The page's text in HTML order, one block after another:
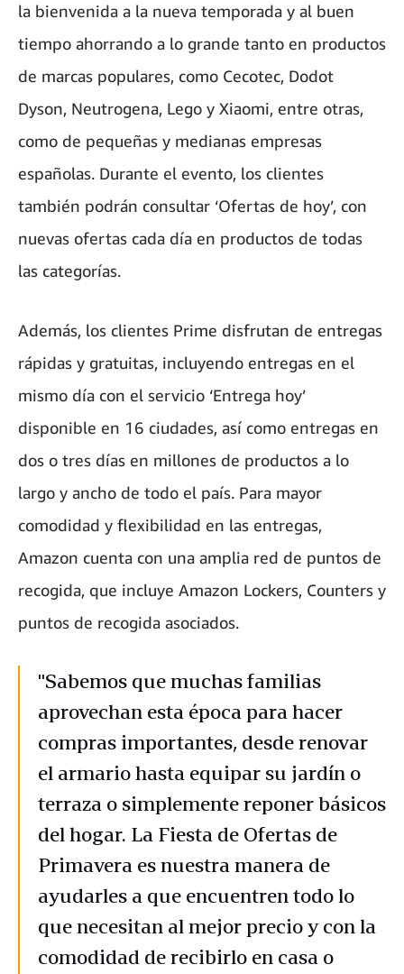
la bienvenida a la nueva temporada y al buen
tiempo ahorrando a lo grande tanto en productos
de marcas populares, como Cecotec, Dodot
Dyson, Neutrogena, Lego y Xiaomi, entre otras,
como de pequeñas y medianas empresas
españolas. Durante el evento, los clientes
también podrán consultar ‘Ofertas de hoy’, con
nuevas ofertas cada día en productos de todas
las categorías.
Además, los clientes Prime disfrutan de entregas
rápidas y gratuitas, incluyendo entregas en el
mismo día con el servicio ‘Entrega hoy’
disponible en 16 ciudades, así como entregas en
dos o tres días en millones de productos a lo
largo y ancho de todo el país. Para mayor
comodidad y flexibilidad en las entregas,
Amazon cuenta con una amplia red de puntos de
recogida, que incluye Amazon Lockers, Counters y
puntos de recogida asociados.
"Sabemos que muchas familias
aprovechan esta época para hacer
compras importantes, desde renovar
el armario hasta equipar su jardín o
terraza o simplemente reponer básicos
del hogar. La Fiesta de Ofertas de
Primavera es nuestra manera de
ayudarles a que encuentren todo lo
que necesitan al mejor precio y con la
comodidad de recibirlo en casa o